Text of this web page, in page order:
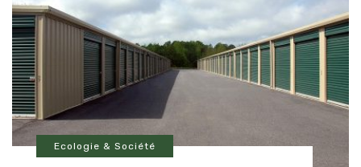
Ecologie & Société